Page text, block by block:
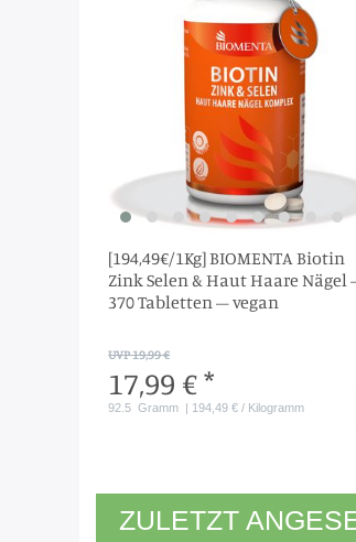
[194,49€/1Kg] BIOMENTA Biotin
Zink Selen & Haut Haare Nägel
370 Tabletten – vegan
UVP 19,99 €
17,99 € *
92.5 Gramm | 194,49 € / Kilogramm
ZULETZT